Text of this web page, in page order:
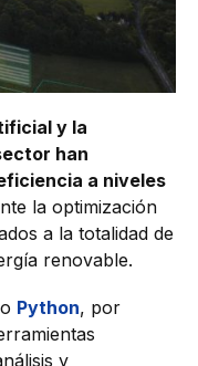
y la
han
a niveles
la optimización
a la totalidad de
renovable.
Python, por
y